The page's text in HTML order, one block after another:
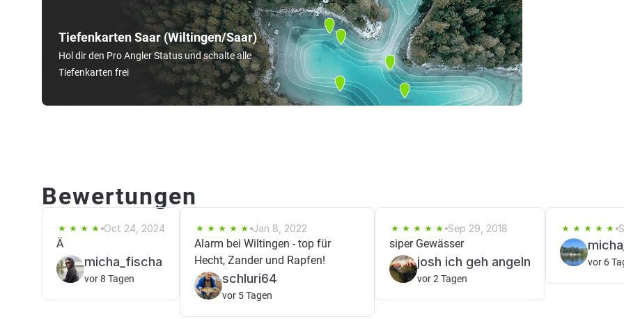
Tiefenkarten Saar (Wiltingen/Saar)
Hol dir den Pro Angler Status und schalte alle
Tiefenkarten frei
Bewertungen
Oct 24, 2024
Ä
micha_fischa
vor 8 Tagen
Jan 8, 2022
Alarm bei Wiltingen - top für
Hecht, Zander und Rapfen!
schluri64
vor 5 Tagen
Sep 29, 2018
siper Gewässer
josh ich geh angeln
vor 2 Tagen
vor 6